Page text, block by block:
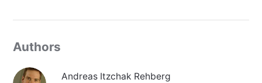
Authors
Andreas Itzchak Rehberg